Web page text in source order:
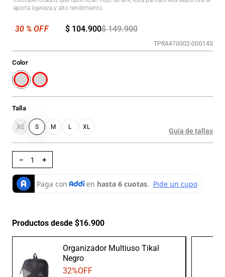
aporta ligereza y alto rendimiento.
$ 149.900
$ 104.900
TPRA470002-00G14S
Talla
XS S M L XL
Color
Guía de tallas
＋
－
Productos desde $16.900
Organizador Multiuso Tikal
Negro
32%OFF